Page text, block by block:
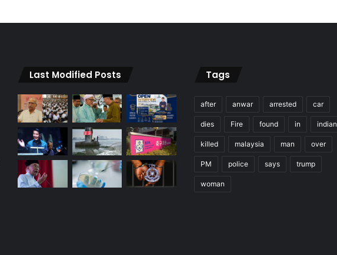
Last Modified Posts Tags
after anwar arrested car
dies Fire found in indian
killed malaysia man over
PM police says trump
woman